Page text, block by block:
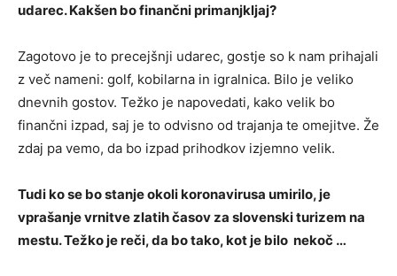
udarec. Kakšen bo finančni primanjkljaj?
Zagotovo je to precejšnji udarec, gostje so k nam prihajali
z več nameni: golf, kobilarna in igralnica. Bilo je veliko
dnevnih gostov. Težko je napovedati, kako velik bo
finančni izpad, saj je to odvisno od trajanja te omejitve. Že
zdaj pa vemo, da bo izpad prihodkov izjemno velik.
Tudi ko se bo stanje okoli koronavirusa umirilo, je
vprašanje vrnitve zlatih časov za slovenski turizem na
mestu. Težko je reči, da bo tako, kot je bilo nekoč …